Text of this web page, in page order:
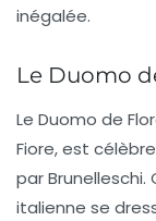
inégalée.
Le Duomo
Le Duomo de
Fiore, est
parBrunelleschi.
italienne se